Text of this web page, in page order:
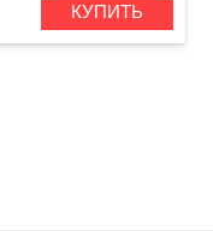
КУПИТЬ